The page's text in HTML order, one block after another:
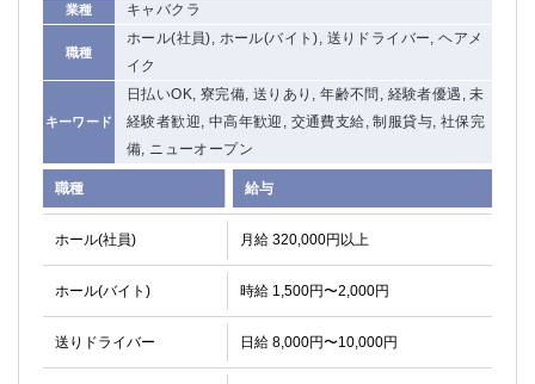
業種 キャバクラ
職種
ホール(社員), ホール(バイト), 送りドライバー, ヘアメ
イク
キーワード
日払いOK, 寮完備, 送りあり, 年齢不問, 経験者優遇, 未
経験者歓迎, 中高年歓迎, 交通費支給, 制服貸与, 社保完
備, ニューオープン
職種 給与
ホール(社員) 月給 320,000円以上
ホール(バイト) 時給 1,500円〜2,000円
送りドライバー 日給 8,000円〜10,000円